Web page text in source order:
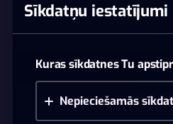
Šī
Sīkdatņu iestatījumi
Kuras sīkdatnes Tu
Nepieciešamās